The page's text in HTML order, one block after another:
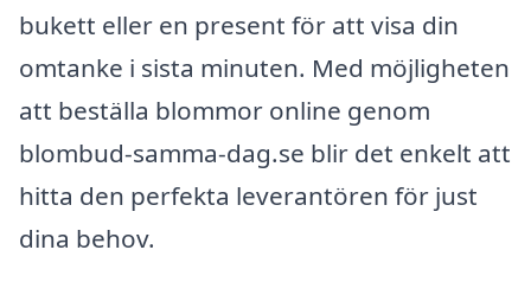
bukett eller en present för att visa din
omtanke i sista minuten. Med möjligheten
att beställa blommor online genom
blombud-samma-dag.se blir det enkelt att
hitta den perfekta leverantören för just
dina behov.